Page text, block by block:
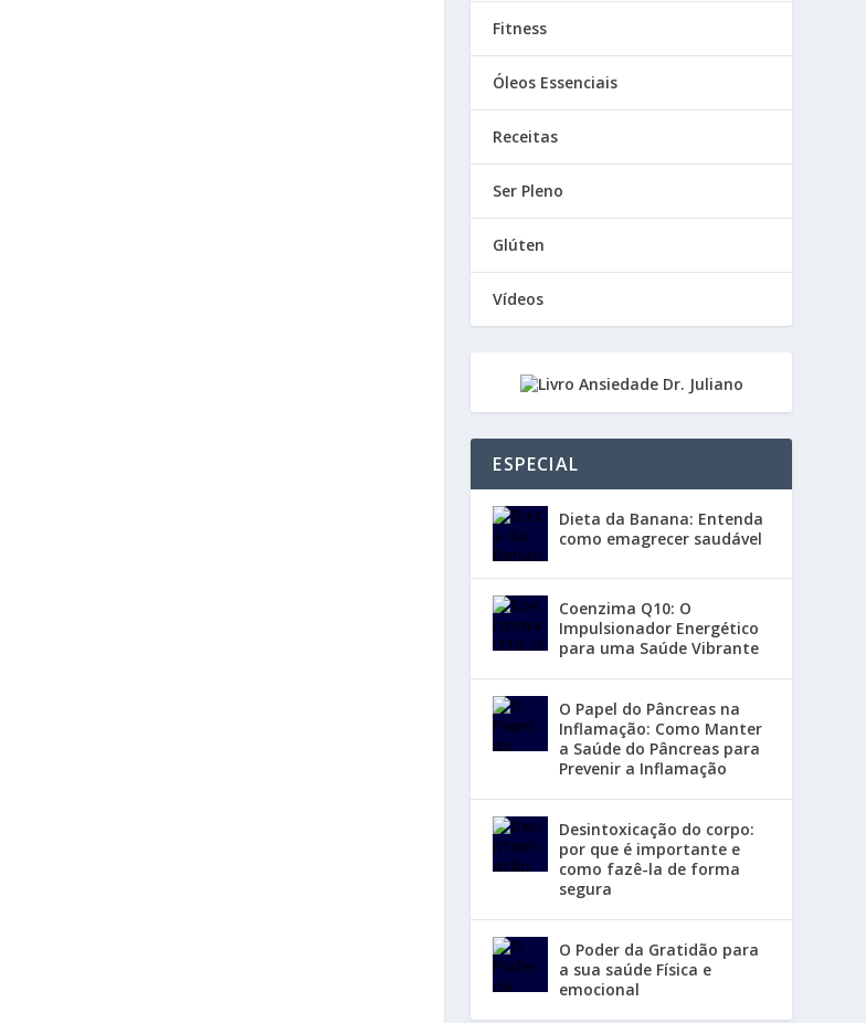
Fitness
Óleos Essenciais
Receitas
Ser Pleno
Glúten
Vídeos
ESPECIAL
Dieta da Banana: Entenda
como emagrecer saudável
Coenzima Q10: O
Impulsionador Energético
para uma Saúde Vibrante
O Papel do Pâncreas na
Inflamação: Como Manter
a Saúde do Pâncreas para
Prevenir a Inflamação
Desintoxicação do corpo:
por que é importante e
como fazê-la de forma
segura
O Poder da Gratidão para
a sua saúde Física e
emocional